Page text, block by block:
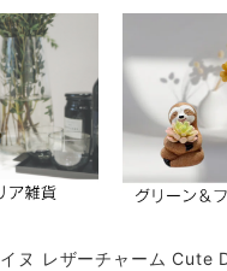
イヌ レザーチャーム Cute